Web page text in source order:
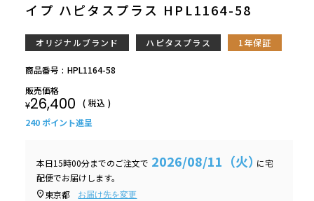
イプ ハピタスプラス HPL1164-58
オリジナルブランド ハピタスプラス 1年保証
商品番号
HPL1164-58
販売価格
¥26,400
税込
240 ポイント進呈
本日15時00分までのご注文で 2026/08/11（火）に宅
配便でお届けします。
東京都
お届け先を変更